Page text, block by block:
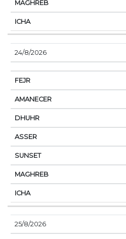
24/8/2026
25/8/2026